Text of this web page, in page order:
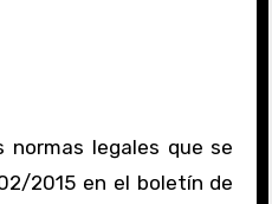
legales que se
2015 en el boletín de